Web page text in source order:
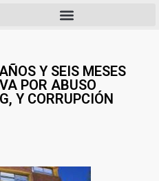
Y SEIS MESES
POR ABUSO
Y CORRUPCIÓN